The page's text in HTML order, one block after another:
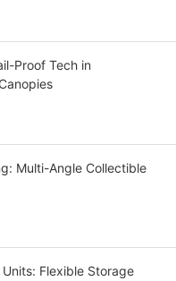
Proof Tech in
Multi-Angle Collectible
Flexible Storage